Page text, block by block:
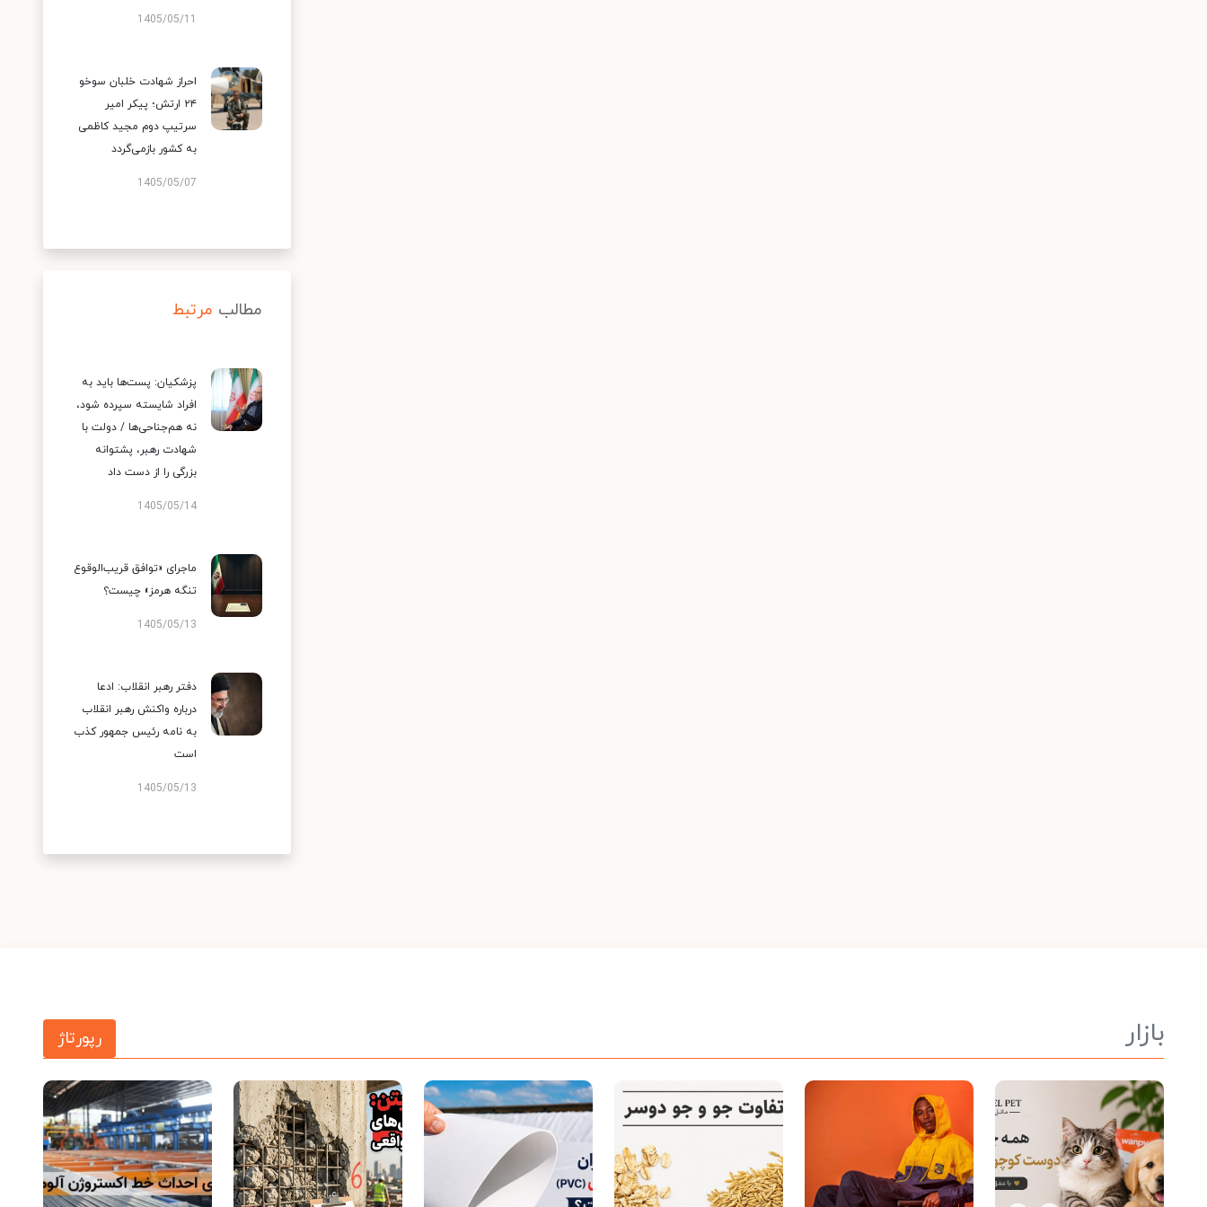
1405/05/11
احراز شهادت خلبان سوخو
۲۴ ارتش؛ پیکر امیر
سرتیپ دوم مجید کاظمی
به کشور بازمی‌گردد
1405/05/07
مطالب مرتبط
پزشکیان: پست‌ها باید به
افراد شایسته سپرده شود،
نه هم‌جناحی‌ها / دولت با
شهادت رهبر، پشتوانه
بزرگی را از دست داد
1405/05/14
ماجرای «توافق قریب‌الوقوع
تنگه هرمز» چیست؟
1405/05/13
دفتر رهبر انقلاب: ادعا
درباره واکنش رهبر انقلاب
به نامه رئیس جمهور کذب
است
1405/05/13
بازار رپورتاژ